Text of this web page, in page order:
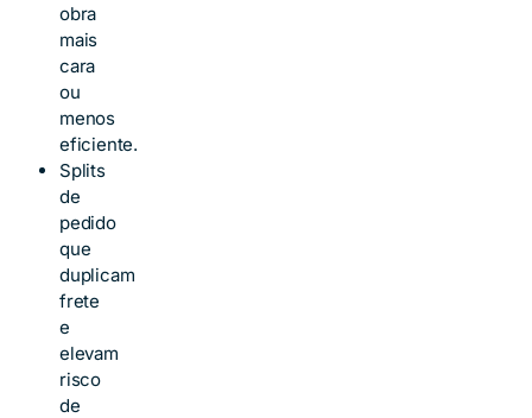
obra
mais
cara
ou
menos
eficiente.
Splits
de
pedido
que
duplicam
frete
e
elevam
risco
de